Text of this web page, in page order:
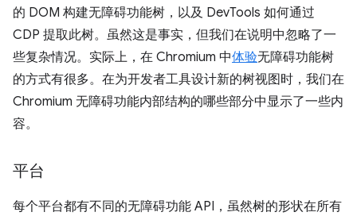
的 DOM 构建无障碍功能树，以及 DevTools 如何通过
CDP 提取此树。虽然这是事实，但我们在说明中忽略了一
些复杂情况。实际上，在 Chromium 中体验无障碍功能树
的方式有很多。在为开发者工具设计新的树视图时，我们在
Chromium 无障碍功能内部结构的哪些部分中显示了一些内
容。
平台
每个平台都有不同的无障碍功能 API，虽然树的形状在所有